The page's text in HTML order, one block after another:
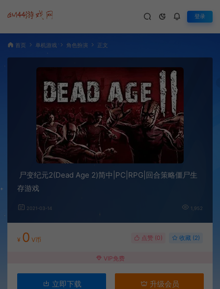
登录
首页 单机游戏 角色扮演 正文
尸变纪元2(Dead Age 2)简中|PC|RPG|回合策略僵尸生
存游戏
2021-03-14 1,952
¥ 0 V币 点赞 (0) 收藏 (2)
VIP免费
立即下载 升级会员